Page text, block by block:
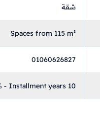
شقة
Spaces from 115 m²
01060626827
- Installment years 10